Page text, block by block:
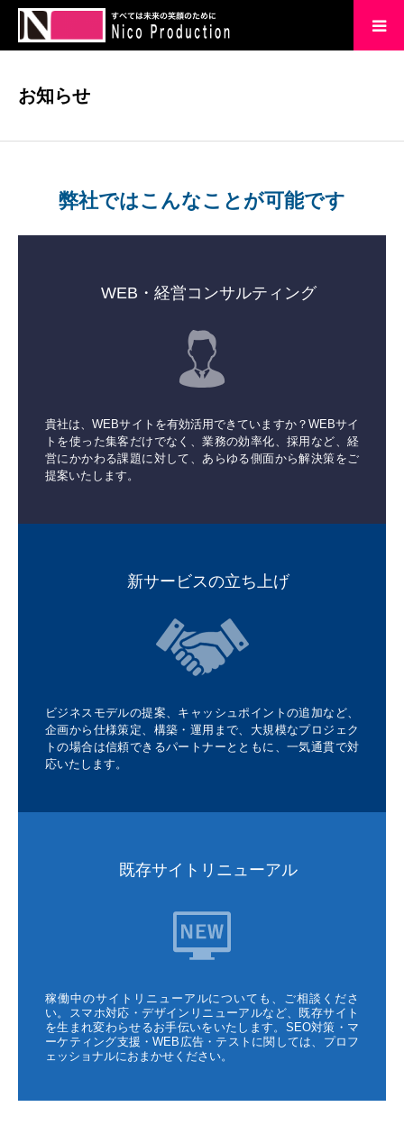
お知らせ
弊社ではこんなことが可能です
WEB・経営コンサルティング
貴社は、WEBサイトを有効活用できていますか？WEBサイ
トを使った集客だけでなく、業務の効率化、採用など、経
営にかかわる課題に対して、あらゆる側面から解決策をご
提案いたします。
新サービスの立ち上げ
ビジネスモデルの提案、キャッシュポイントの追加など、
企画から仕様策定、構築・運用まで、大規模なプロジェク
トの場合は信頼できるパートナーとともに、一気通貫で対
応いたします。
既存サイトリニューアル
稼働中のサイトリニューアルについても、ご相談くださ
い。スマホ対応・デザインリニューアルなど、既存サイト
を生まれ変わらせるお手伝いをいたします。SEO対策・マ
ーケティング支援・WEB広告・テストに関しては、プロフ
ェッショナルにおまかせください。